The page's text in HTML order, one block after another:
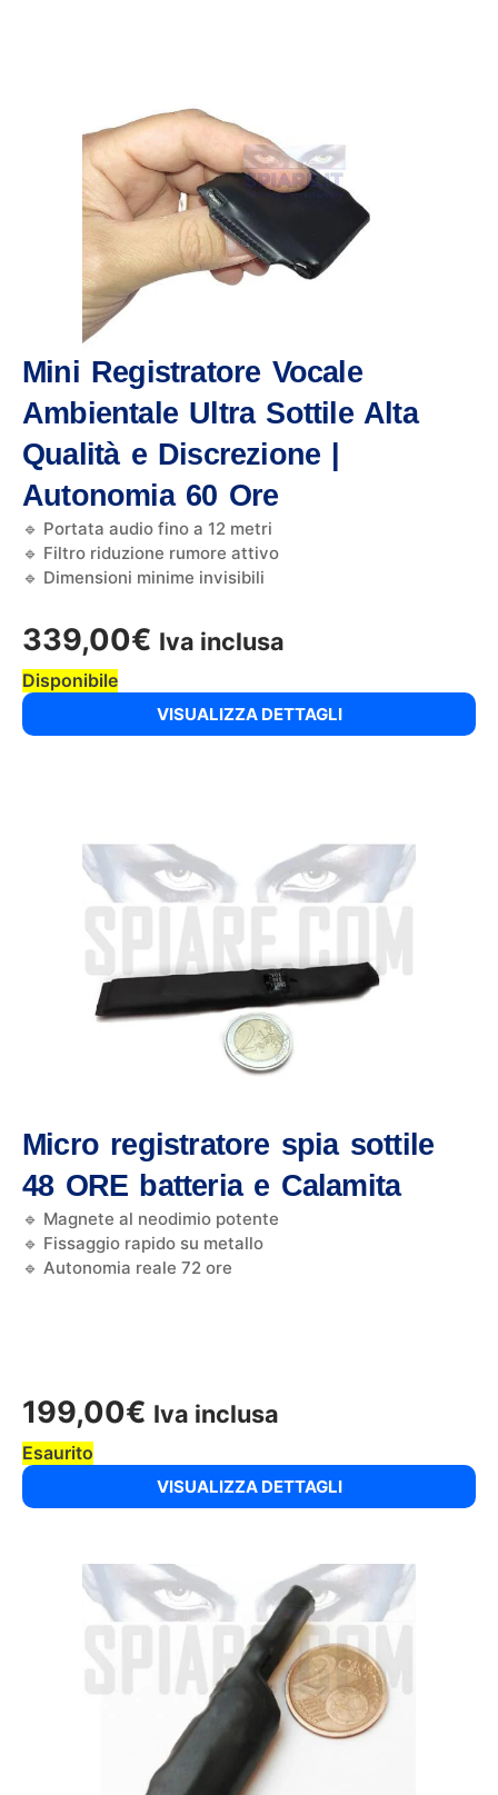
Mini Registratore Vocale
Ambientale Ultra Sottile Alta
Qualità e Discrezione |
Autonomia 60 Ore
🔹 Portata audio fino a 12 metri
🔹 Filtro riduzione rumore attivo
🔹 Dimensioni minime invisibili
339,00€ Iva inclusa
Disponibile
VISUALIZZA DETTAGLI
Micro registratore spia sottile
48 ORE batteria e Calamita
🔹 Magnete al neodimio potente
🔹 Fissaggio rapido su metallo
🔹 Autonomia reale 72 ore
199,00€ Iva inclusa
Esaurito
VISUALIZZA DETTAGLI